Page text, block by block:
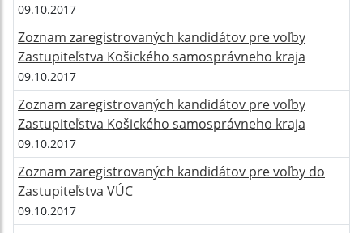
09.10.2017
Zoznam zaregistrovaných kandidátov pre voľby
Zastupiteľstva Košického samosprávneho kraja
09.10.2017
Zoznam zaregistrovaných kandidátov pre voľby
Zastupiteľstva Košického samosprávneho kraja
09.10.2017
Zoznam zaregistrovaných kandidátov pre voľby do
Zastupiteľstva VÚC
09.10.2017